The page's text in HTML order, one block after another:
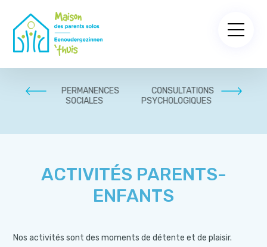
PERMANENCES
SOCIALES
CONSULTATIONS
PSYCHOLOGIQUES
ACTIVITÉS PARENTS-
ENFANTS
Nos activités sont des moments de détente et de plaisir.